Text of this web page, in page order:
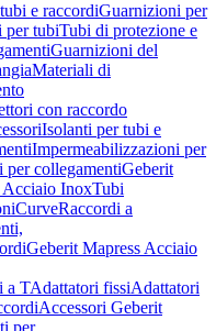
e raccordiGuarnizioni per
per tubiTubi di protezione e
Guarnizioni del
Materiali di
con raccordo
Isolanti per tubi e
Impermeabilizzazioni per
per collegamentiGeberit
Acciaio InoxTubi
CurveRaccordi a
Geberit Mapress Acciaio
a TAdattatori fissiAdattatori
Accessori Geberit
per